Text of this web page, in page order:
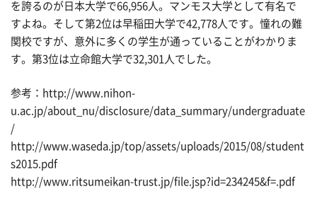
を誇るのが日本大学で66,956人。マンモス大学として有名で
すよね。そして第2位は早稲田大学で42,778人です。憧れの難
関校ですが、意外に多くの学生が通っていることがわかりま
す。第3位は立命館大学で32,301人でした。
参考：http://www.nihon-
u.ac.jp/about_nu/disclosure/data_summary/undergraduate
/
http://www.waseda.jp/top/assets/uploads/2015/08/student
s2015.pdf
http://www.ritsumeikan-trust.jp/file.jsp?id=234245&f=.pdf